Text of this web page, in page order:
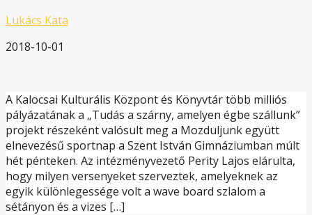
Lukács Kata
2018-10-01
A Kalocsai Kulturális Központ és Könyvtár több milliós
pályázatának a „Tudás a szárny, amelyen égbe szállunk”
projekt részeként valósult meg a Mozduljunk együtt
elnevezésű sportnap a Szent István Gimnáziumban múlt
hét pénteken. Az intézményvezető Perity Lajos elárulta,
hogy milyen versenyeket szerveztek, amelyeknek az
egyik különlegessége volt a wave board szlalom a
sétányon és a vizes […]